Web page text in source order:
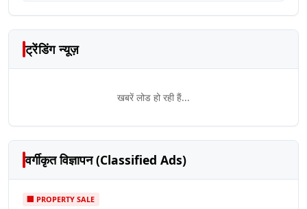
ट्रेंडिंग न्यूज़
खबरें लोड हो रही हैं...
वर्गीकृत विज्ञापन (Classified Ads)
🏢 PROPERTY SALE